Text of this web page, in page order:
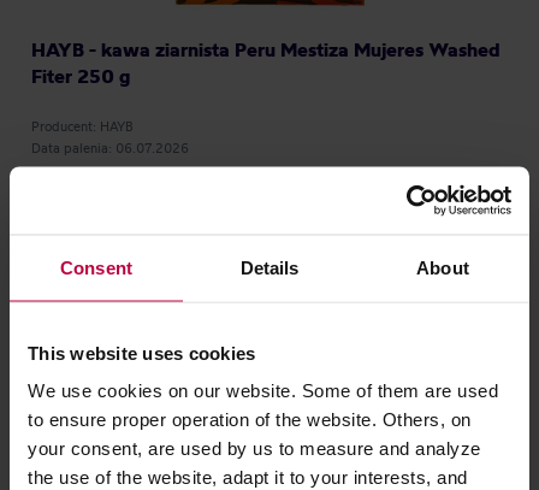
Consent Details About
This website uses cookies
We use cookies on our website. Some of them are used
to ensure proper operation of the website. Others, on
your consent, are used by us to measure and analyze
the use of the website, adapt it to your interests, and
HAYB - kawa ziarnista Peru Mestiza Mujeres Washed
Fiter 250 g
Producent: HAYB
Data palenia: 06.07.2026
75,00 zł